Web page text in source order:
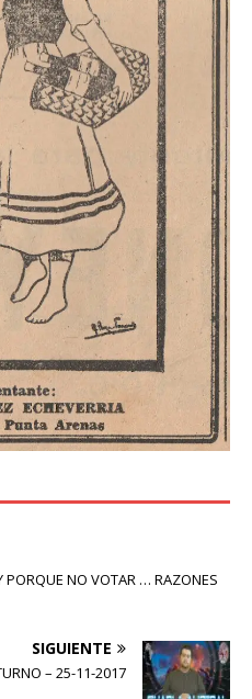
PORQUE NO VOTAR … RAZONES
SIGUIENTE
– 25-11-2017